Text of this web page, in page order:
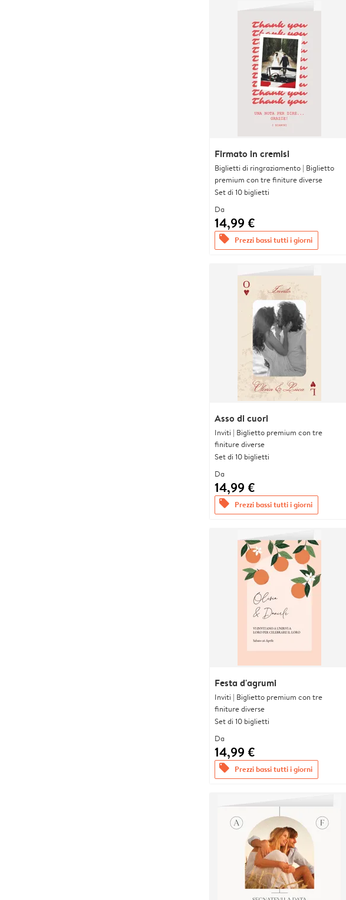
Firmato in cremisi
Biglietti di ringraziamento | Biglietto
premium con tre finiture diverse
Set di 10 biglietti
Da
14,99 €
offers Prezzi bassi tutti i giorni
Asso di cuori
Inviti | Biglietto premium con tre
finiture diverse
Set di 10 biglietti
Da
14,99 €
offers Prezzi bassi tutti i giorni
Festa d'agrumi
Inviti | Biglietto premium con tre
finiture diverse
Set di 10 biglietti
Da
14,99 €
offers Prezzi bassi tutti i giorni